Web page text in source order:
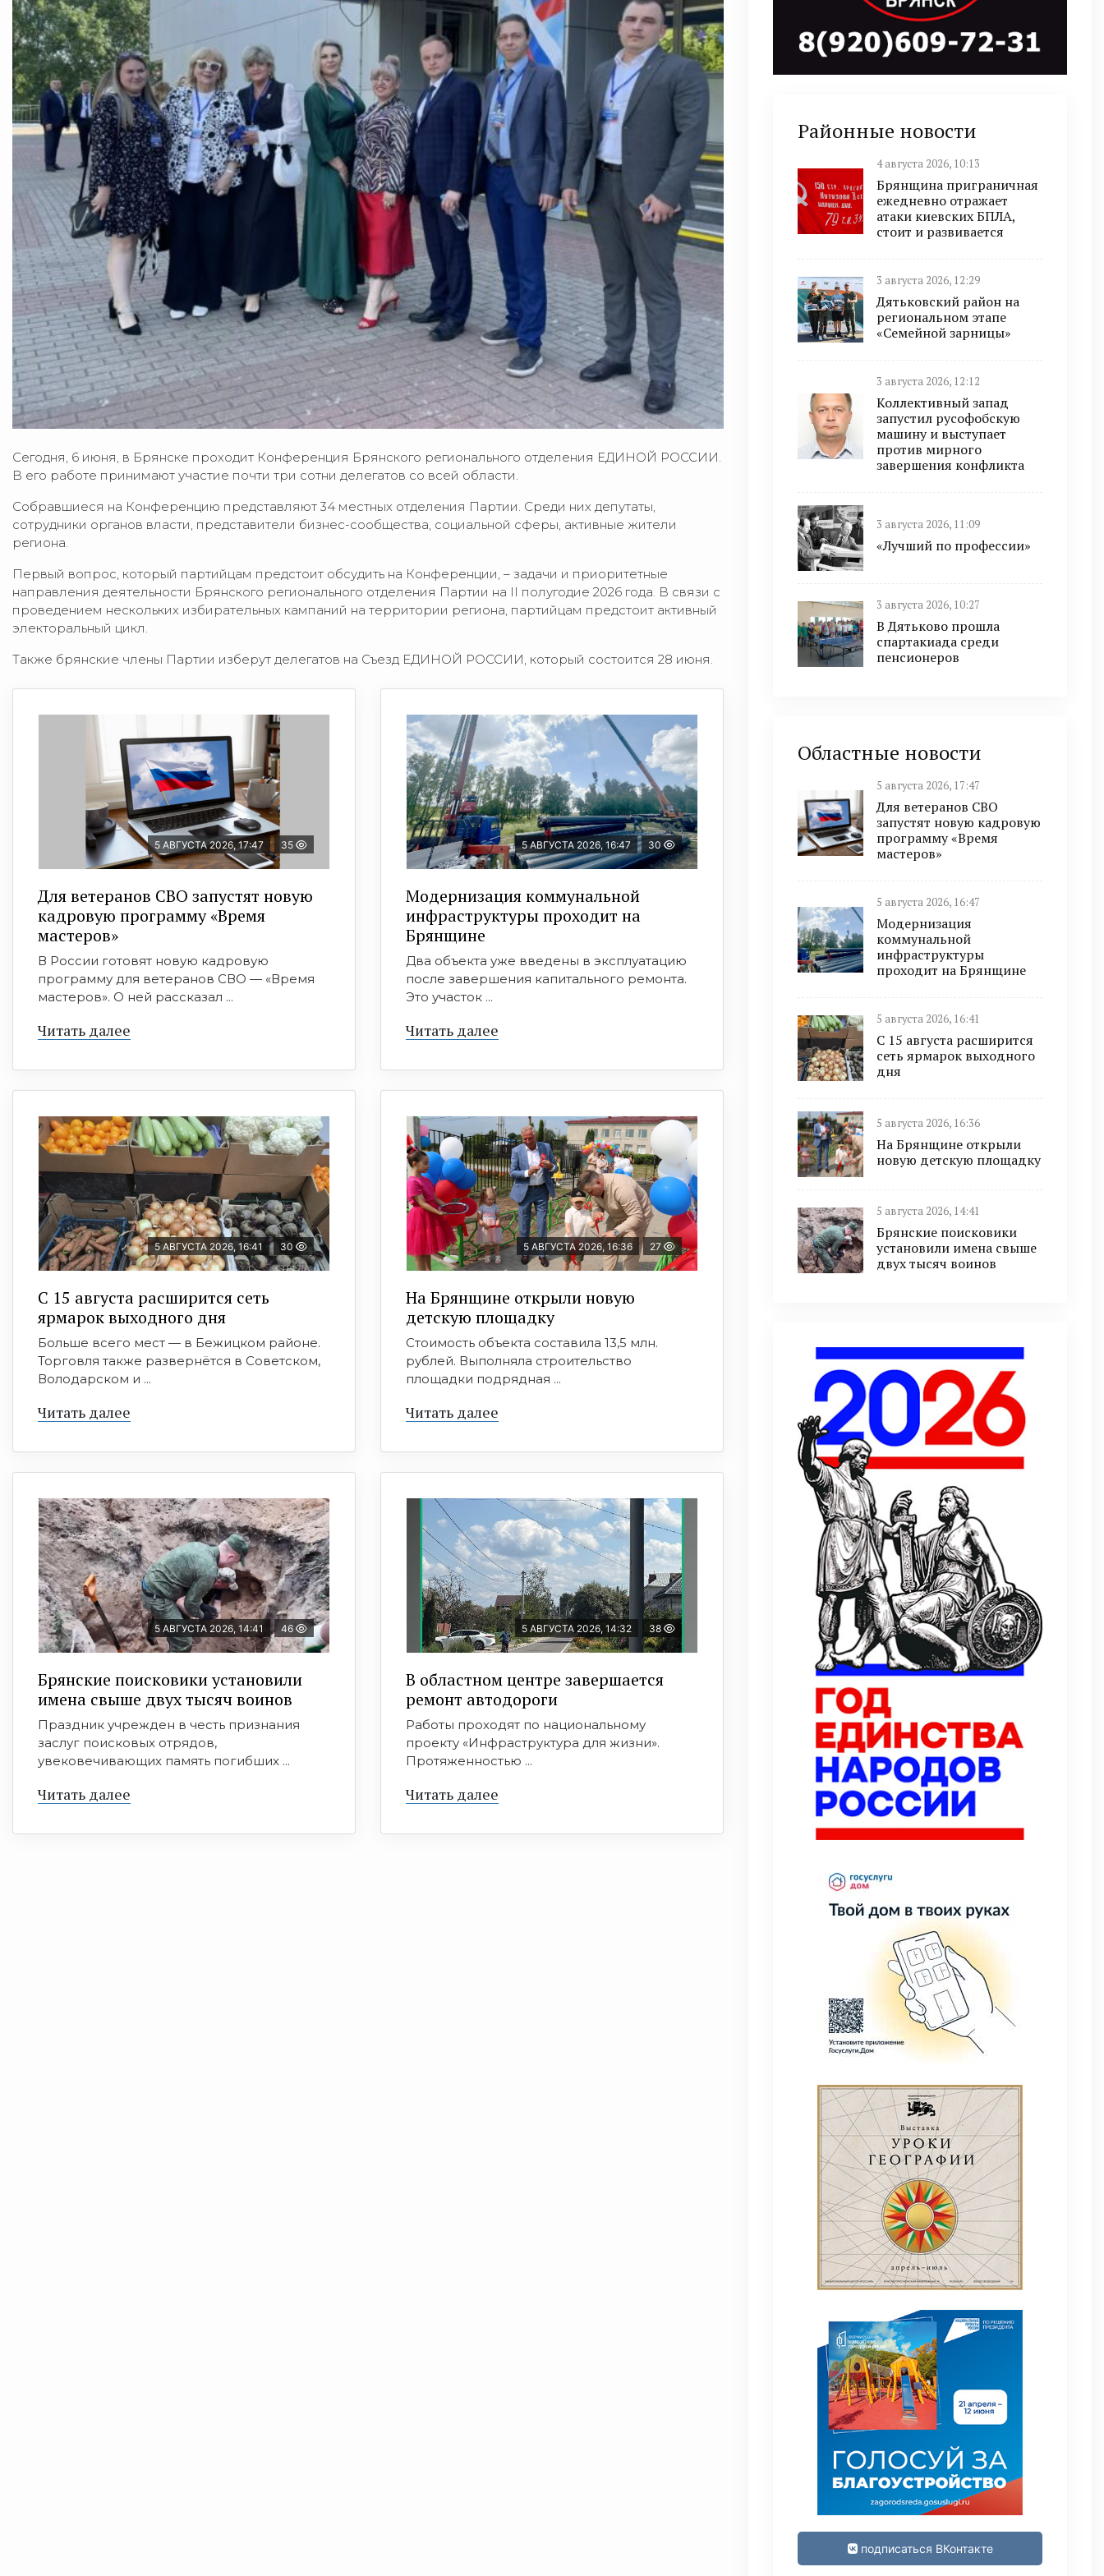
Сегодня, 6 июня, в Брянске проходит Конференция Брянского регионального отделения ЕДИНОЙ РОССИИ.
В его работе принимают участие почти три сотни делегатов со всей области.
Собравшиеся на Конференцию представляют 34 местных отделения Партии. Среди них депутаты,
сотрудники органов власти, представители бизнес-сообщества, социальной сферы, активные жители
региона.
Первый вопрос, который партийцам предстоит обсудить на Конференции, – задачи и приоритетные
направления деятельности Брянского регионального отделения Партии на II полугодие 2026 года. В связи с
проведением нескольких избирательных кампаний на территории региона, партийцам предстоит активный
электоральный цикл.
Также брянские члены Партии изберут делегатов на Съезд ЕДИНОЙ РОССИИ, который состоится 28 июня.
5 АВГУСТА 2026, 17:47 35
Для ветеранов СВО запустят новую
кадровую программу «Время
мастеров»
В России готовят новую кадровую
программу для ветеранов СВО — «Время
мастеров». О ней рассказал ...
Читать далее
5 АВГУСТА 2026, 16:47 30
Модернизация коммунальной
инфраструктуры проходит на
Брянщине
Два объекта уже введены в эксплуатацию
после завершения капитального ремонта.
Это участок ...
Читать далее
5 АВГУСТА 2026, 16:41 30
С 15 августа расширится сеть
ярмарок выходного дня
Больше всего мест — в Бежицком районе.
Торговля также развернётся в Советском,
Володарском и ...
Читать далее
5 АВГУСТА 2026, 16:36 27
На Брянщине открыли новую
детскую площадку
Стоимость объекта составила 13,5 млн.
рублей. Выполняла строительство
площадки подрядная ...
Читать далее
5 АВГУСТА 2026, 14:41 46
Брянские поисковики установили
имена свыше двух тысяч воинов
Праздник учрежден в честь признания
заслуг поисковых отрядов,
увековечивающих память погибших ...
Читать далее
5 АВГУСТА 2026, 14:32 38
В областном центре завершается
ремонт автодороги
Работы проходят по национальному
проекту «Инфраструктура для жизни».
Протяженностью ...
Читать далее
Районные новости
4 августа 2026, 10:13
Брянщина приграничная
ежедневно отражает
атаки киевских БПЛА,
стоит и развивается
3 августа 2026, 12:29
Дятьковский район на
региональном этапе
«Семейной зарницы»
3 августа 2026, 12:12
Коллективный запад
запустил русофобскую
машину и выступает
против мирного
завершения конфликта
3 августа 2026, 11:09
«Лучший по профессии»
3 августа 2026, 10:27
В Дятьково прошла
спартакиада среди
пенсионеров
Областные новости
5 августа 2026, 17:47
Для ветеранов СВО
запустят новую кадровую
программу «Время
мастеров»
5 августа 2026, 16:47
Модернизация
коммунальной
инфраструктуры
проходит на Брянщине
5 августа 2026, 16:41
С 15 августа расширится
сеть ярмарок выходного
дня
5 августа 2026, 16:36
На Брянщине открыли
новую детскую площадку
5 августа 2026, 14:41
Брянские поисковики
установили имена свыше
двух тысяч воинов
подписаться ВКонтакте